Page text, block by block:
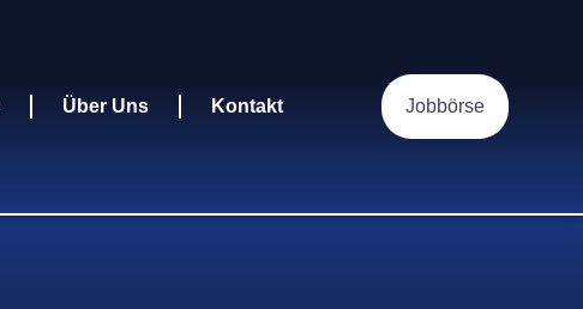
Über Uns Kontakt Jobbörse